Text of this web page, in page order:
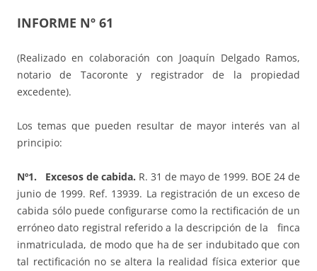
INFORME Nº 61
(Realizado en colaboración con Joaquín Delgado Ramos,
notario de Tacoronte y registrador de la propiedad
excedente).
Los temas que pueden resultar de mayor interés van al
principio:
Nº1. Excesos de cabida. R. 31 de mayo de 1999. BOE 24 de
junio de 1999. Ref. 13939. La registración de un exceso de
cabida sólo puede configurarse como la rectificación de un
erróneo dato registral referido a la descripción de la finca
inmatriculada, de modo que ha de ser indubitado que con
tal rectificación no se altera la realidad física exterior que